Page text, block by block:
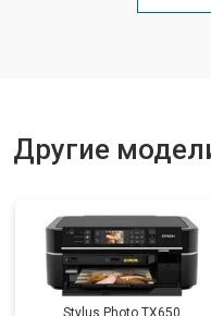
Замена блока питания
Другие
Stylus Photo TX650